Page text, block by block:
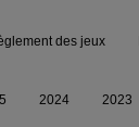
des jeux
2024 2023